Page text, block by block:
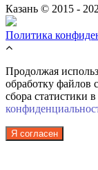
Казань © 2015 -
Политика
Продолжая
обработку файлов
сбора статистики
Я согласен